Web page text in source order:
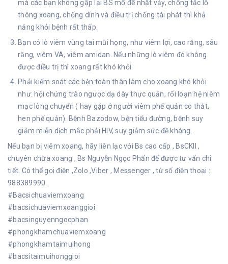
mà các bạn không gặp lại BS mổ để nhặt vảy, chống tắc lỗ
thông xoang, chống dính và điều trị chống tái phát thì khả
năng khỏi bệnh rất thấp.
Bạn có lò viêm vùng tai mũi họng, như viêm lợi, cao răng, sâu
răng, viêm VA, viêm amidan. Nếu những lò viêm đó không
được điều trị thì xoang rất khó khỏi.
Phải kiểm soát các bện toàn thân làm cho xoang khó khỏi
như: hội chứng trào ngược dạ dày thực quản, rối loạn hệ niêm
mạc lông chuyển ( hay gặp ở người viêm phế quản co thắt,
hen phế quản). Bệnh Bazodow, bện tiểu đường, bệnh suy
giảm miễn dịch mắc phải HIV, suy giảm sức đề kháng.
Nếu bạn bị viêm xoang, hãy liên lạc với Bs cao cấp , BsCKII ,
chuyên chữa xoang , Bs Nguyễn Ngọc Phấn để được tư vấn chi
tiết. Có thể gọi điện ,Zolo ,Viber , Messenger , từ số điện thoại :
988389990 .
#Bacsichuaviemxoang
#bacsichuaviemxoanggioi
#bacsinguyenngocphan
#phongkhamchuaviemxoang
#phongkhamtaimuihong
#bacsitaimuihonggioi